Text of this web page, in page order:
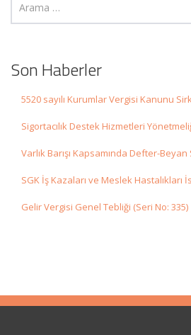
Son Haberler
5520 sayılı Kurumlar Vergisi Kanunu
Sigortacılık Destek Hizmetleri
Varlık Barışı Kapsamında Defter-Beyan
SGK İş Kazaları ve Meslek Hastalıkları
Gelir Vergisi Genel Tebliği (Seri No: 335)